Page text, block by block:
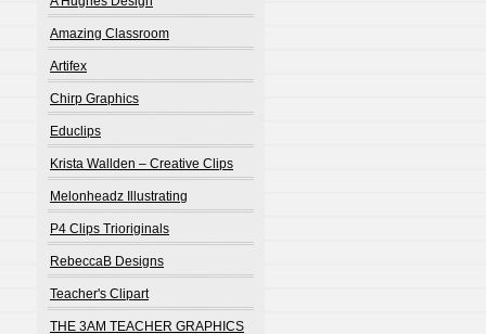
Amazing Classroom
Artifex
Chirp Graphics
Educlips
Krista Wallden – Creative Clips
Melonheadz Illustrating
P4 Clips Trioriginals
RebeccaB Designs
Teacher's Clipart
THE 3AM TEACHER GRAPHICS